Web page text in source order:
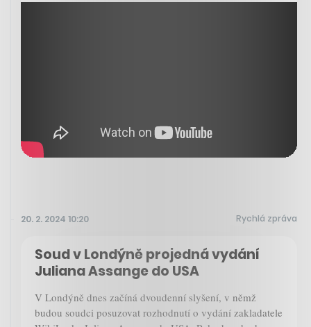
20. 2. 2024 10:20 Rychlá zpráva
Soud v Londýně projedná vydání
Juliana Assange do USA
V Londýně dnes začíná dvoudenní slyšení, v němž
budou soudci posuzovat rozhodnutí o vydání zakladatele